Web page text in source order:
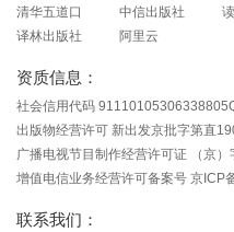
清华五道口 中信出版社
译林出版社
阿里云
资质信息：
社会信用代码
出版物经营许可 新出发京批字第直
广播电视节目制作经营许可证 （京
增值电信业务经营许可备案号 京ICP
联系我们：